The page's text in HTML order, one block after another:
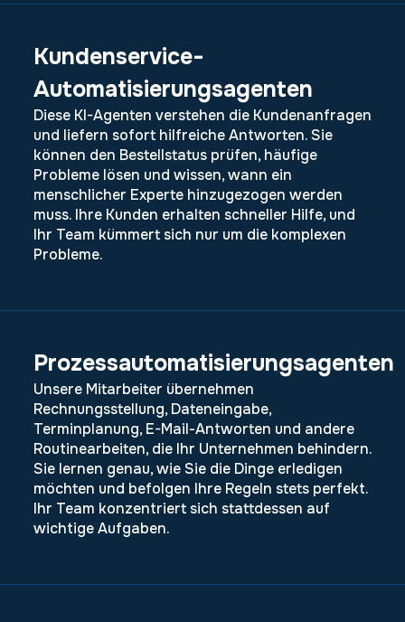
Kundenservice-
Automatisierungsagenten
Diese KI-Agenten verstehen die Kundenanfragen
und liefern sofort hilfreiche Antworten. Sie
können den Bestellstatus prüfen, häufige
Probleme lösen und wissen, wann ein
menschlicher Experte hinzugezogen werden
muss. Ihre Kunden erhalten schneller Hilfe, und
Ihr Team kümmert sich nur um die komplexen
Probleme.
Prozessautomatisierungsagenten
Unsere Mitarbeiter übernehmen
Rechnungsstellung, Dateneingabe,
Terminplanung, E-Mail-Antworten und andere
Routinearbeiten, die Ihr Unternehmen behindern.
Sie lernen genau, wie Sie die Dinge erledigen
möchten und befolgen Ihre Regeln stets perfekt.
Ihr Team konzentriert sich stattdessen auf
wichtige Aufgaben.